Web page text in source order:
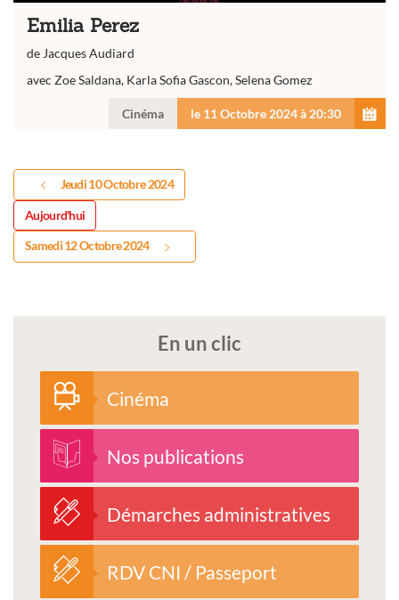
Emilia Perez
de Jacques Audiard
avec Zoe Saldana, Karla Sofia Gascon, Selena Gomez
Cinéma le 11 Octobre 2024 à 20:30
Jeudi 10 Octobre 2024
Aujourd'hui
Samedi 12 Octobre 2024
En un clic
Cinéma
Nos publications
Démarches administratives
RDV CNI / Passeport